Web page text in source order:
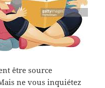
être source
ne vous inquiétez